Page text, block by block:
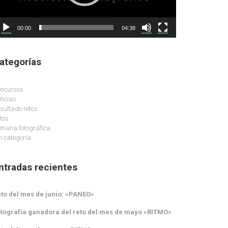
00:00 04:38
retos
fotográfica
categoría
recientes
del mes de junio: «PANEO»
ganadora del reto del mes de mayo «RITMO»